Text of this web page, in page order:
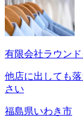
有限会社ラウン
他店に出しても
さい
福島県いわき市